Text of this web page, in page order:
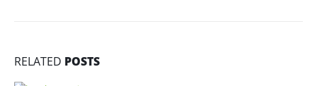
RELATED POSTS